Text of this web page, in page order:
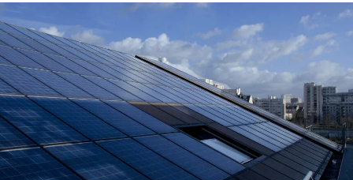
DÉCOUVRIR
Énergie Partagée accompagne les initiatives
de production d'énergie renouvelable qui
associent les habitants et acteurs de leur
territoire.